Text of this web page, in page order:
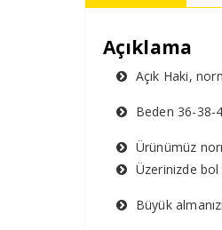
Açıklama
Açık Haki,
Beden 36-38-
Ürünümüz
Üzerinizde bol
Büyük